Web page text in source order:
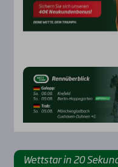
Wett­star in 20